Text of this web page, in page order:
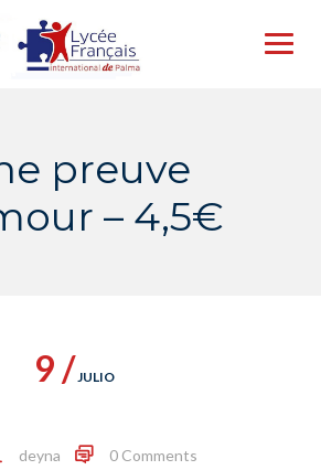
preuve
– 4,5€
9 /JULIO
deyna 0 Comments